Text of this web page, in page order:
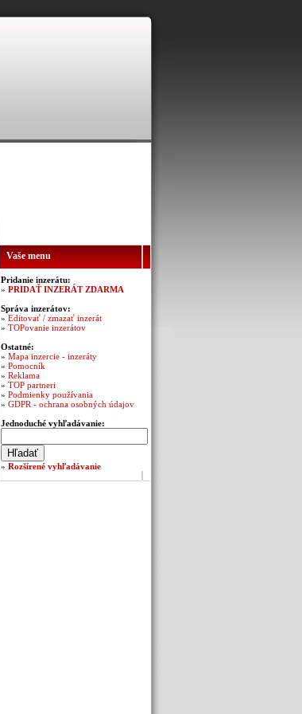
Vaše menu
Pridanie inzerátu:
» PRIDAŤ INZERÁT ZDARMA
Správa inzerátov:
» Editovať / zmazať inzerát
» TOPovanie inzerátov
Ostatné:
» Mapa inzercie - inzeráty
» Pomocník
» Reklama
» TOP partneri
» Podmienky používania
» GDPR - ochrana osobných údajov
Jednoduché vyhľadávanie:
» Rozšírené vyhľadávanie